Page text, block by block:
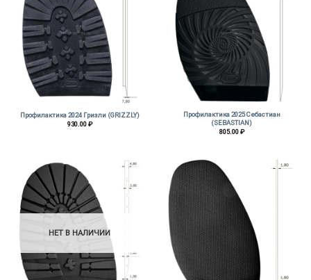
Профилактика 2024 Гризли (GRIZZLY)
930.00₽
Профилактика 2025 Себастиан
(SEBASTIAN)
805.00₽
НЕТ В НАЛИЧИИ